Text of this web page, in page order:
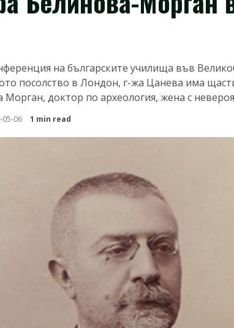
на българските училища във
посолство в Лондон, г-жа Цанева има
Морган, доктор по археология, жена с
05-06 1 min read